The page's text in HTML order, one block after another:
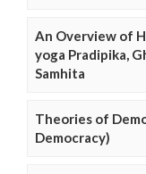
An Overview of
yoga Pradipika,
Samhita
Theories of
Democracy)